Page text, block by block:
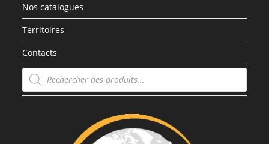
Nos catalogues
Territoires
Contacts
Recherche
de
produits